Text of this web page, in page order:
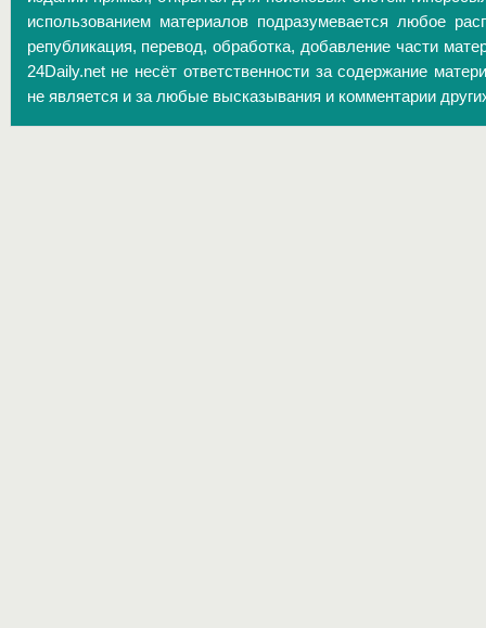
использованием материалов подразумевается любое
републикация, перевод, обработка, добавление части
24Daily.net не несёт ответственности за содержание
не является и за любые высказывания и комментарии